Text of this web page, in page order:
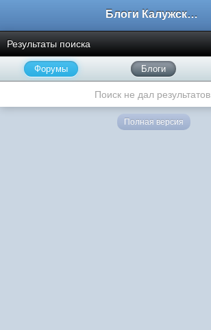
Блоги Калужского перекрестка
Результаты поиска
Форумы Блоги
Поиск не дал результатов.
Полная версия